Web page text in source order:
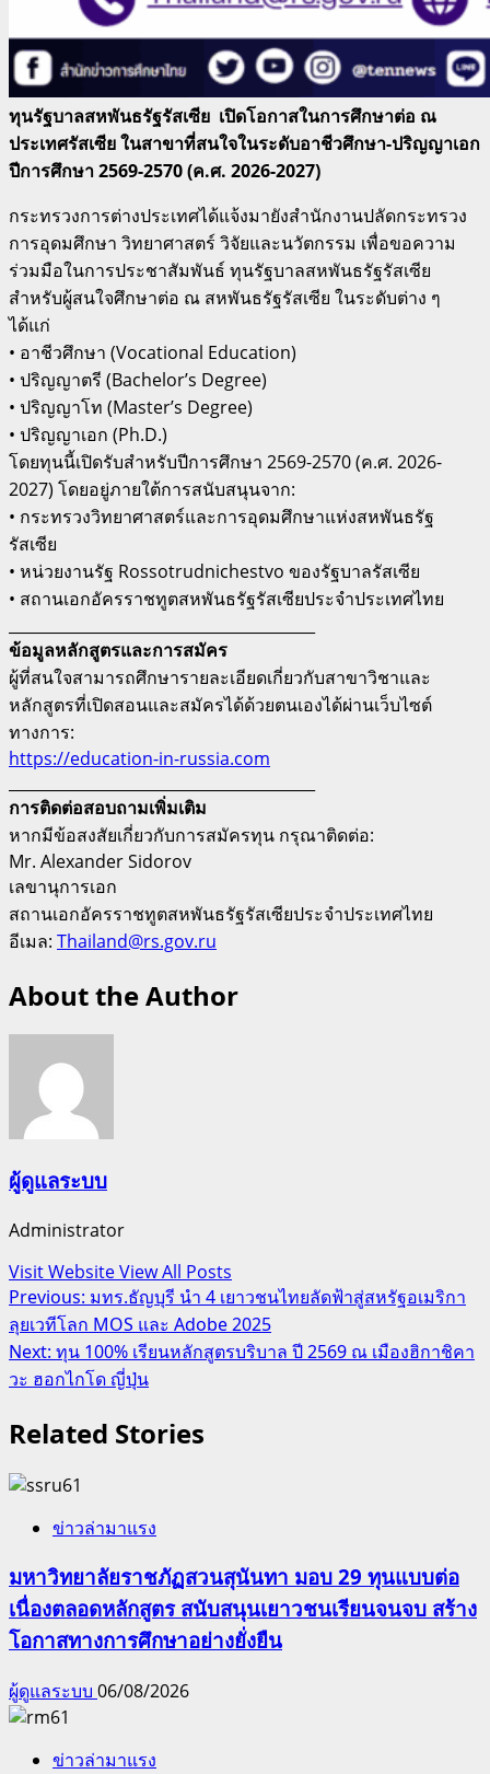
ทุนรัฐบาลสหพันธรัฐรัสเซีย เปิดโอกาสในการศึกษาต่อ ณ
ประเทศรัสเซีย ในสาขาที่สนใจในระดับอาชีวศึกษา-ปริญญาเอก
ปีการศึกษา 2569-2570 (ค.ศ. 2026-2027)
กระทรวงการต่างประเทศได้แจ้งมายังสำนักงานปลัดกระทรวง
การอุดมศึกษา วิทยาศาสตร์ วิจัยและนวัตกรรม เพื่อขอความ
ร่วมมือในการประชาสัมพันธ์ ทุนรัฐบาลสหพันธรัฐรัสเซีย
สำหรับผู้สนใจศึกษาต่อ ณ สหพันธรัฐรัสเซีย ในระดับต่าง ๆ
ได้แก่
• อาชีวศึกษา (Vocational Education)
• ปริญญาตรี (Bachelor’s Degree)
• ปริญญาโท (Master’s Degree)
• ปริญญาเอก (Ph.D.)
โดยทุนนี้เปิดรับสำหรับปีการศึกษา 2569-2570 (ค.ศ. 2026-
2027) โดยอยู่ภายใต้การสนับสนุนจาก:
• กระทรวงวิทยาศาสตร์และการอุดมศึกษาแห่งสหพันธรัฐ
รัสเซีย
• หน่วยงานรัฐ Rossotrudnichestvo ของรัฐบาลรัสเซีย
• สถานเอกอัครราชทูตสหพันธรัฐรัสเซียประจำประเทศไทย
ข้อมูลหลักสูตรและการสมัคร
ผู้ที่สนใจสามารถศึกษารายละเอียดเกี่ยวกับสาขาวิชาและ
หลักสูตรที่เปิดสอนและสมัครได้ด้วยตนเองได้ผ่านเว็บไซต์
ทางการ:
https://education-in-russia.com
การติดต่อสอบถามเพิ่มเติม
หากมีข้อสงสัยเกี่ยวกับการสมัครทุน กรุณาติดต่อ:
Mr. Alexander Sidorov
เลขานุการเอก
สถานเอกอัครราชทูตสหพันธรัฐรัสเซียประจำประเทศไทย
อีเมล: Thailand@rs.gov.ru
About the Author
ผู้ดูแลระบบ
Administrator
Visit WebsiteView All Posts
Post
navigation
Previous: มทร.ธัญบุรี นำ 4 เยาวชนไทยลัดฟ้าสู่สหรัฐอเมริกา
ลุยเวทีโลก MOS และ Adobe 2025
Next: ทุน 100% เรียนหลักสูตรบริบาล ปี 2569 ณ เมืองฮิกาชิคา
วะ ฮอกไกโด ญี่ปุ่น
Related Stories
ข่าวล่ามาแรง
มหาวิทยาลัยราชภัฏสวนสุนันทา มอบ 29 ทุนแบบต่อ
เนื่องตลอดหลักสูตร สนับสนุนเยาวชนเรียนจนจบ สร้าง
โอกาสทางการศึกษาอย่างยั่งยืน
ผู้ดูแลระบบ 06/08/2026
ข่าวล่ามาแรง